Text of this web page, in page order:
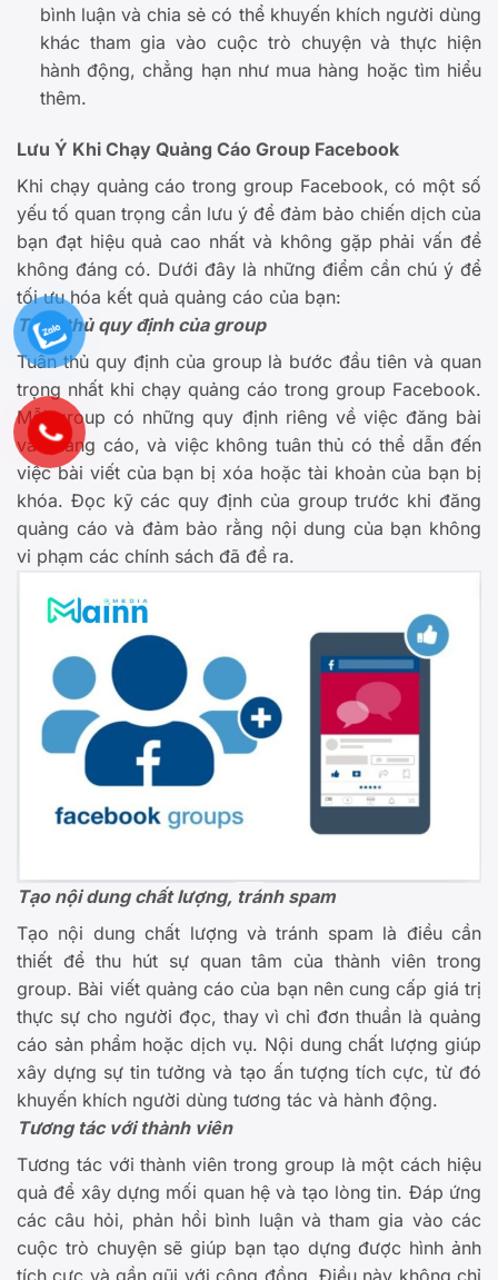
bình luận và chia sẻ có thể khuyến khích người dùng
khác tham gia vào cuộc trò chuyện và thực hiện
hành động, chẳng hạn như mua hàng hoặc tìm hiểu
thêm.
Lưu Ý Khi Chạy Quảng Cáo Group Facebook
Khi chạy quảng cáo trong group Facebook, có một số
yếu tố quan trọng cần lưu ý để đảm bảo chiến dịch của
bạn đạt hiệu quả cao nhất và không gặp phải vấn đề
không đáng có. Dưới đây là những điểm cần chú ý để
tối ưu hóa kết quả quảng cáo của bạn:
Tuân thủ quy định của group
Tuân thủ quy định của group là bước đầu tiên và quan
trọng nhất khi chạy quảng cáo trong group Facebook.
Mỗi group có những quy định riêng về việc đăng bài
và quảng cáo, và việc không tuân thủ có thể dẫn đến
việc bài viết của bạn bị xóa hoặc tài khoản của bạn bị
khóa. Đọc kỹ các quy định của group trước khi đăng
quảng cáo và đảm bảo rằng nội dung của bạn không
vi phạm các chính sách đã đề ra.
Tạo nội dung chất lượng, tránh spam
Tạo nội dung chất lượng và tránh spam là điều cần
thiết để thu hút sự quan tâm của thành viên trong
group. Bài viết quảng cáo của bạn nên cung cấp giá trị
thực sự cho người đọc, thay vì chỉ đơn thuần là quảng
cáo sản phẩm hoặc dịch vụ. Nội dung chất lượng giúp
xây dựng sự tin tưởng và tạo ấn tượng tích cực, từ đó
khuyến khích người dùng tương tác và hành động.
Tương tác với thành viên
Tương tác với thành viên trong group là một cách hiệu
quả để xây dựng mối quan hệ và tạo lòng tin. Đáp ứng
các câu hỏi, phản hồi bình luận và tham gia vào các
cuộc trò chuyện sẽ giúp bạn tạo dựng được hình ảnh
tích cực và gần gũi với cộng đồng. Điều này không chỉ